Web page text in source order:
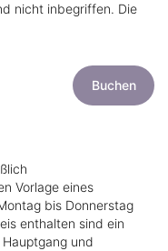
nicht inbegriffen. Die
Buchen
Vorlage eines
bis Donnerstag
enthalten sind ein
Hauptgang und